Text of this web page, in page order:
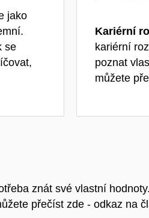
jako
se
Kariérní
kariérní
poznat
můžete
znát své vlastní
přečíst zde - odkaz na